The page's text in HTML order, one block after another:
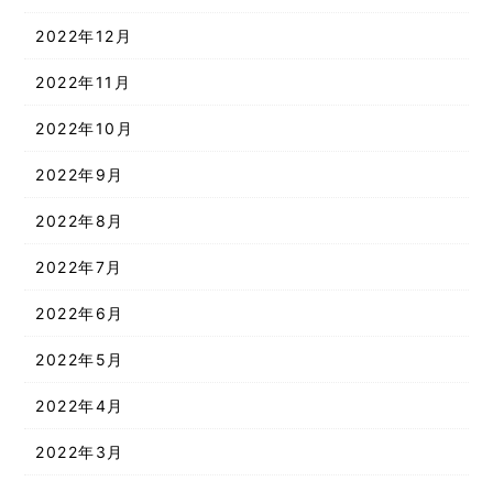
2022年12月
2022年11月
2022年10月
2022年9月
2022年8月
2022年7月
2022年6月
2022年5月
2022年4月
2022年3月